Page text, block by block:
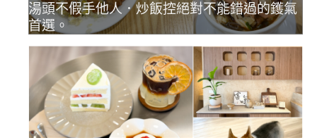
湯頭不假手他人．炒飯控絕對不能錯過的鑊氣
首選。